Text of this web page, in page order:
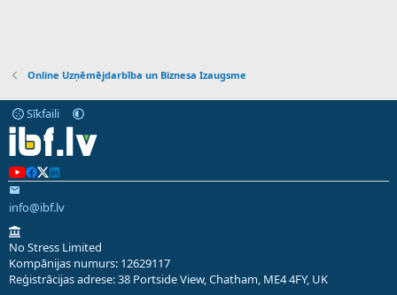
Online Uzņēmējdarbība un Biznesa Izaugsme
Sīkfaili
info@ibf.lv
No Stress Limited
Kompānijas numurs: 12629117
Reģistrācijas adrese: 38 Portside View, Chatham, ME4 4FY, UK